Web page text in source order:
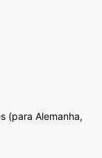
(para Alemanha,